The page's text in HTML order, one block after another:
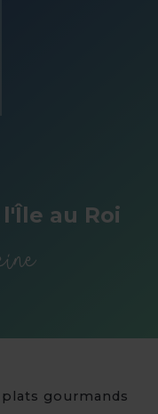
au Roi
gourmands